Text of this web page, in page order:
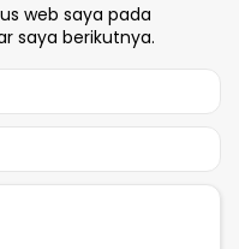
web saya pada
saya berikutnya.